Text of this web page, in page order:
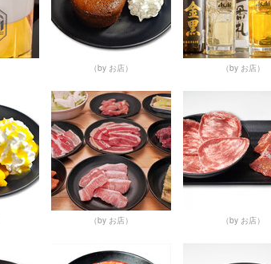
（by お店） （by お店）
（by お店） （by お店）